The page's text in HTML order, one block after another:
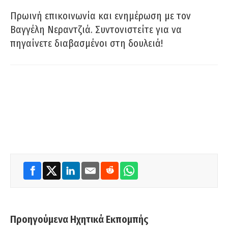
Πρωινή επικοινωνία και ενημέρωση με τον
Βαγγέλη Νεραντζιά. Συντονιστείτε για να
πηγαίνετε διαβασμένοι στη δουλειά!
Προηγούμενα Ηχητικά Εκπομπής